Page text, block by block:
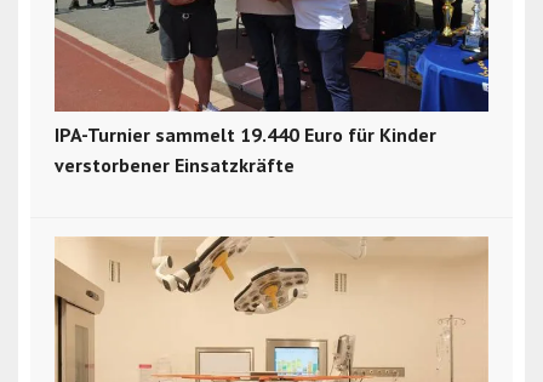
IPA-Turnier sammelt 19.440 Euro für Kinder
verstorbener Einsatzkräfte